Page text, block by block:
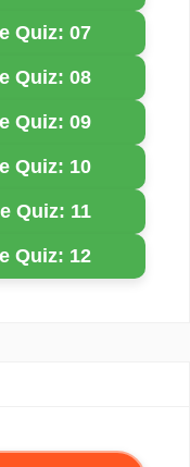
Quiz: 07
Quiz: 08
Quiz: 09
Quiz: 10
Quiz: 11
Quiz: 12